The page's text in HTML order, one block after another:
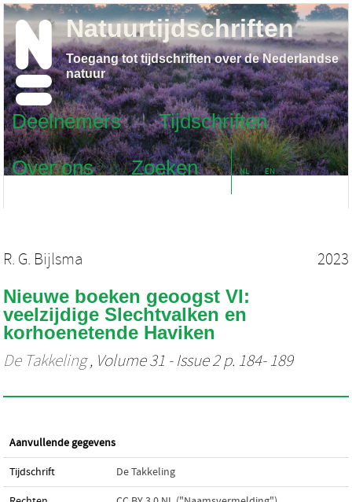
Deelnemers
Tijdschriften
Over ons
Zoeken NL EN
Natuurtijdschriften
Toegang tot tijdschriften over de Nederlandse
natuur
R. G. Bijlsma 2023
Nieuwe boeken geoogst VI:
veelzijdige Slechtvalken en
korhoenetende Haviken
De Takkeling, Volume 31 - Issue 2 p. 184- 189
Aanvullende gegevens
Tijdschrift De Takkeling